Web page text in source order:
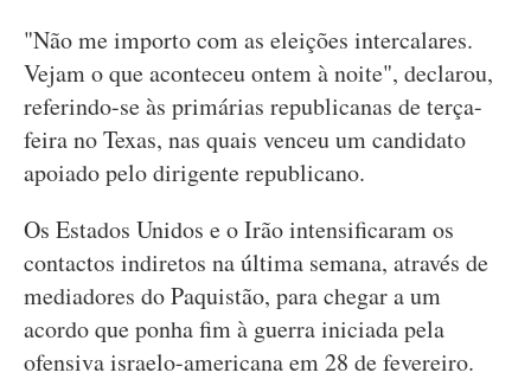
"Não me importo com as eleições intercalares.
Vejam o que aconteceu ontem à noite", declarou,
referindo-se às primárias republicanas de terça-
feira no Texas, nas quais venceu um candidato
apoiado pelo dirigente republicano.
Os Estados Unidos e o Irão intensificaram os
contactos indiretos na última semana, através de
mediadores do Paquistão, para chegar a um
acordo que ponha fim à guerra iniciada pela
ofensiva israelo-americana em 28 de fevereiro.